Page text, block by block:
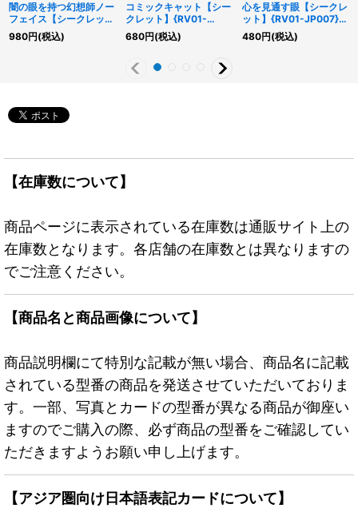
闇の眼を持つ幻想師ノー
フェイス【シークレッ
ト】{RV01-JP004}《モ
ンスター》
980円(税込)
コミックキャット【シー
クレット】{RV01-
JP002}《モンスター》
680円(税込)
心を見通す眼【シークレ
ット】{RV01-JP007}
《罠》
480円(税込)
【在庫数について】
商品ページに表示されている在庫数は通販サイト上の
在庫数となります。各店舗の在庫数とは異なりますの
でご注意ください。
【商品名と商品画像について】
商品説明欄にて特別な記載が無い場合、商品名に記載
されている型番の商品を発送させていただいておりま
す。一部、写真とカードの型番が異なる商品が御座い
ますのでご購入の際、必ず商品の型番をご確認してい
ただきますようお願い申し上げます。
【アジア圏向け日本語表記カードについて】